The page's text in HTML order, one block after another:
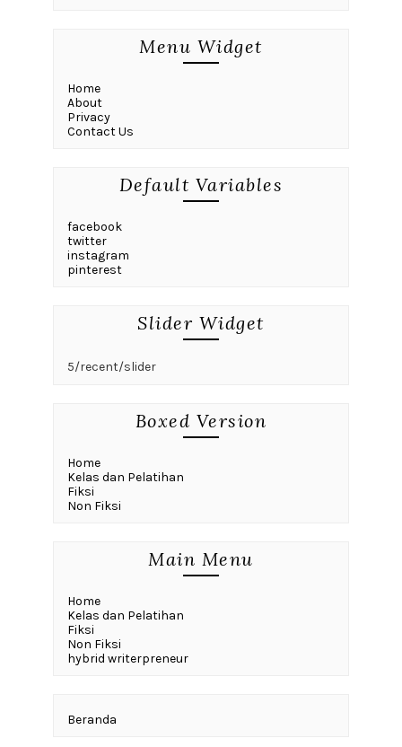
Menu Widget
Home
About
Privacy
Contact Us
Default Variables
facebook
twitter
instagram
pinterest
Slider Widget
5/recent/slider
Boxed Version
Home
Kelas dan Pelatihan
Fiksi
Non Fiksi
Main Menu
Home
Kelas dan Pelatihan
Fiksi
Non Fiksi
hybrid writerpreneur
Beranda